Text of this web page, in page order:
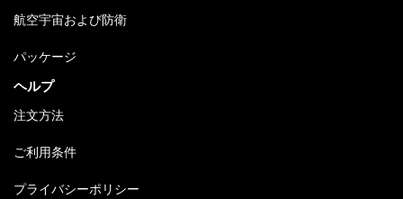
航空宇宙および防衛
パッケージ
ヘルプ
注文方法
ご利用条件
プライバシーポリシー